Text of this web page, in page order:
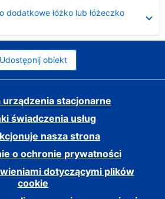
dodatkowe łóżko lub łóżeczko
Udostępnij obiekt
urządzenia stacjonarne
świadczenia usług
nasza strona
o ochronie prywatności
dotyczącymi plików
cookie